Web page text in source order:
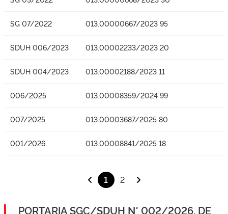
SG 07/2022 013.00000667/2023 95
SDUH 006/2023 013.00002233/2023 20
SDUH 004/2023 013.00002188/2023 11
006/2025 013.00008359/2024 99
007/2025 013.00003687/2025 80
001/2026 013.00008841/2025 18
1 2
PORTARIA SGC/SDUH N° 002/2026, DE